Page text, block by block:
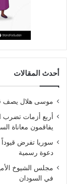
أحدث المقالات
موسى هلال يصف
أربع أزمات تضرب
يفاقمون معاناة
سوريا تفرض
دعوة رسمية
مجلس الشيوخ
في السودان